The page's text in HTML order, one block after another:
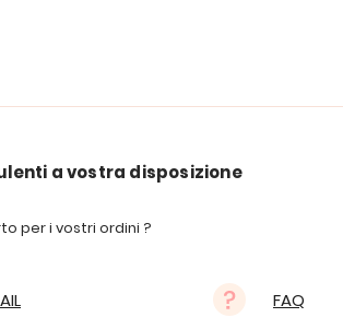
a vostra disposizione
per i vostri ordini ?
FAQ